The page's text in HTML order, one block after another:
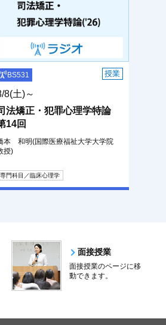
BS531 授業
8(土)～
法矯正・犯罪心理学特論
14回
本 和明(国際医療福祉大学大学院
授)
専門科目／臨床心理学
面接授業
面接授業のページに移
動できます。